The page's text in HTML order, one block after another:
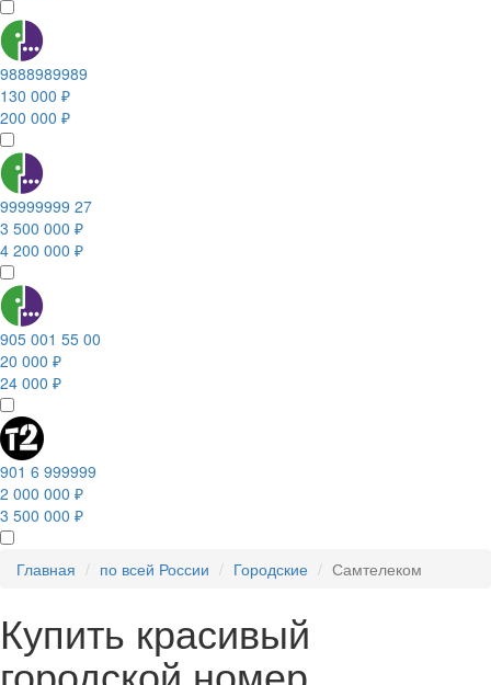
9888989989
130 000 ₽
200 000 ₽
99999999 27
3 500 000 ₽
4 200 000 ₽
905 001 55 00
20 000 ₽
24 000 ₽
901 6 999999
2 000 000 ₽
3 500 000 ₽
Главная по всей России Городские Самтелеком
Купить красивый